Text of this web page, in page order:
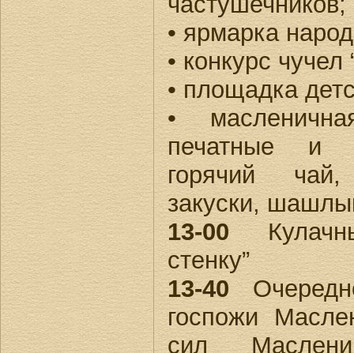
• ярмарка
• конкурс
• площадка
•
печатные и
горячий
закуски,
13-00
стенку”
13-40
госпожи
сил